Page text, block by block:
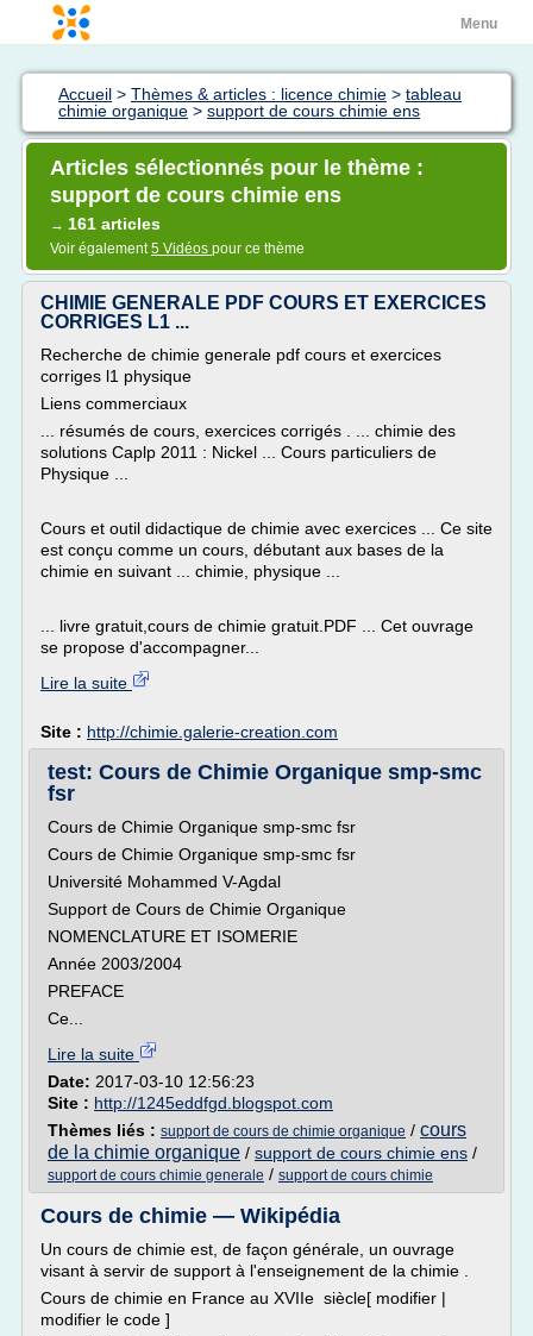
Menu
Accueil > Thèmes & articles : licence chimie > tableau
chimie organique > support de cours chimie ens
Articles sélectionnés pour le thème :
support de cours chimie ens
→ 161 articles
Voir également5 Vidéos pour ce thème
CHIMIE GENERALE PDF COURS ET EXERCICES
CORRIGES L1 ...
Recherche de chimie generale pdf cours et exercices
corriges l1 physique
Liens commerciaux
... résumés de cours, exercices corrigés . ... chimie des
solutions Caplp 2011 : Nickel ... Cours particuliers de
Physique ...
Cours et outil didactique de chimie avec exercices ... Ce site
est conçu comme un cours, débutant aux bases de la
chimie en suivant ... chimie, physique ...
... livre gratuit,cours de chimie gratuit.PDF ... Cet ouvrage
se propose d'accompagner...
Lire la suite
Site : http://chimie.galerie-creation.com
test: Cours de Chimie Organique smp-smc
fsr
Cours de Chimie Organique smp-smc fsr
Cours de Chimie Organique smp-smc fsr
Université Mohammed V-Agdal
Support de Cours de Chimie Organique
NOMENCLATURE ET ISOMERIE
Année 2003/2004
PREFACE
Ce...
Lire la suite
Date: 2017-03-10 12:56:23
Site : http://1245eddfgd.blogspot.com
Thèmes liés : support de cours de chimie organique / cours
de la chimie organique / support de cours chimie ens /
support de cours chimie generale / support de cours chimie
Cours de chimie — Wikipédia
Un cours de chimie est, de façon générale, un ouvrage
visant à servir de support à l'enseignement de la chimie .
Cours de chimie en France au XVIIe siècle[ modifier |
modifier le code ]